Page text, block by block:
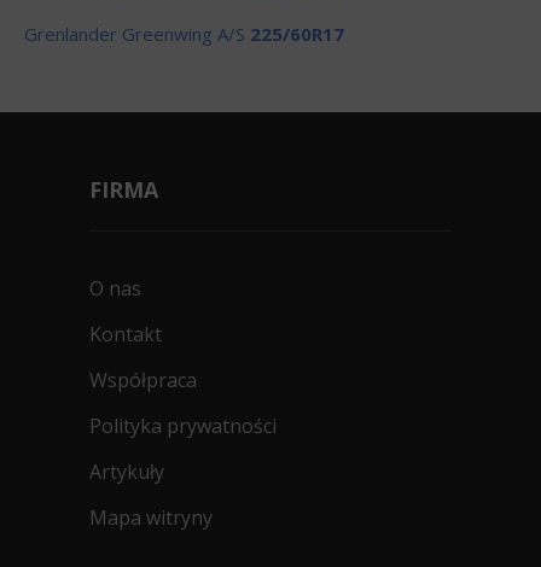
Grenlander Greenwing A/S 225/60R17
FIRMA
O nas
Kontakt
Współpraca
Polityka prywatności
Artykuły
Mapa witryny